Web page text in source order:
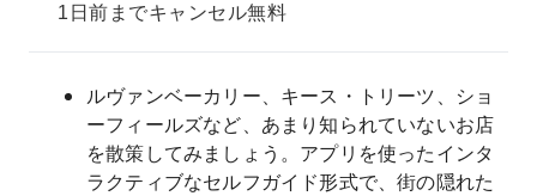
1日前までキャンセル無料
ルヴァンベーカリー、キース・トリーツ、ショ
ーフィールズなど、あまり知られていないお店
を散策してみましょう。アプリを使ったインタ
ラクティブなセルフガイド形式で、街の隠れた